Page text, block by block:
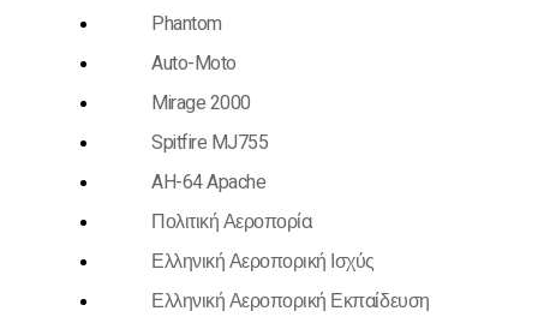
Phantom
Auto-Moto
Mirage 2000
Spitfire MJ755
AH-64 Apache
Πολιτική Αεροπορία
Ελληνική Αεροπορική Ισχύς
Ελληνική Αεροπορική Εκπαίδευση